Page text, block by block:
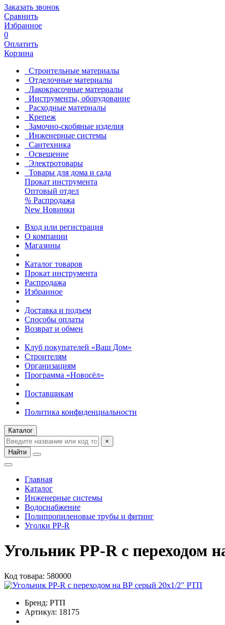
Заказать звонок
Сравнить
Избранное
0
Оплатить
Корзина
Строительные материалы
Отделочные материалы
Лакокрасочные материалы
Инструменты, оборудование
Расходные материалы
Крепеж
Замочно-скобяные изделия
Инженерные системы
Сантехника
Освещение
Электротовары
Товары для дома и сада
Прокат инструмента
Оптовый отдел
% Распродажа
New Новинки
Вход или регистрация
О компании
Магазины
Каталог товаров
Прокат инструмента
Распродажа
Избранное
Доставка и подъем
Способы оплаты
Возврат и обмен
Клуб покупателей «Ваш Дом»
Строителям
Организациям
Программа «Новосёл»
Поставщикам
Политика конфиденциальности
Каталог
×
Найти
Главная
Каталог
Инженерные системы
Водоснабжение
Полипропиленовые трубы и фитинг
Уголки PP-R
Угольник РР-R с переходом
Код товара: 580000
Бренд: РТП
Артикул: 18175